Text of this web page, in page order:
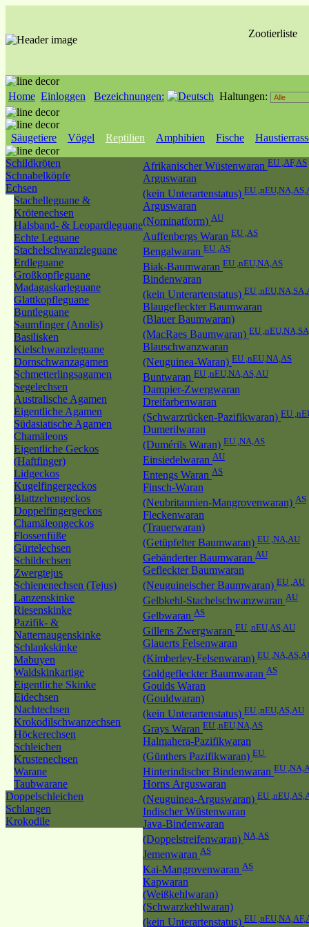
Zootierliste
Home Einloggen Bezeichnungen: Haltungen:
Säugetiere Vögel Reptilien Amphibien Fische
Schildkröten
Schnabelköpfe
Echsen
Stachelleguane &
Krötenechsen
Halsband- & Leopardleguane
Echte Leguane
Stachelschwanzleguane
Erdleguane
Großkopfleguane
Madagaskarleguane
Glattkopfleguane
Buntleguane
Saumfinger (Anolis)
Basilisken
Kielschwanzleguane
Dornschwanzagamen
Schmetterlingsagamen
Segelechsen
Australische Agamen
Eigentliche Agamen
Südasiatische Agamen
Chamäleons
Eigentliche Geckos
(Haftfinger)
Lidgeckos
Kugelfingergeckos
Blattzehengeckos
Doppelfingergeckos
Chamäleongeckos
Flossenfüße
Gürtelechsen
Schildechsen
Zwergtejus
Schienenechsen (Tejus)
Lanzenskinke
Riesenskinke
Pazifik- &
Natternaugenskinke
Schlankskinke
Mabuyen
Waldskinkartige
Eigentliche Skinke
Eidechsen
Nachtechsen
Krokodilschwanzechsen
Höckerechsen
Schleichen
Krustenechsen
Warane
Taubwarane
Doppelschleichen
Schlangen
Krokodile
Afrikanischer Wüstenwaran EU ,AF,AS
Arguswaran
(kein Unterartenstatus) EU
Arguswaran
(Nominatform) AU
Auffenbergs Waran EU ,AS
Bengalwaran EU ,AS
Biak-Baumwaran EU ,nEU,NA,AS
Bindenwaran
(kein Unterartenstatus) EU
Blaugefleckter Baumwaran
(Blauer Baumwaran)
(MacRaes Baumwaran) EU
Blauschwanzwaran
(Neuguinea-Waran) EU ,nEU,NA,AS
Buntwaran EU ,nEU,NA,AS,AU
Dampier-Zwergwaran
Dreifarbenwaran
(Schwarzrücken-Pazifikwaran) EU
Dumerilwaran
(Dumérils Waran) EU ,NA,AS
Einsiedelwaran AU
Entengs Waran AS
Finsch-Waran
(Neubritannien-Mangrovenwaran) AS
Fleckenwaran
(Trauerwaran)
(Getüpfelter Baumwaran) EU ,NA,AU
Gebänderter Baumwaran AU
Gefleckter Baumwaran
(Neuguineischer Baumwaran) EU ,AU
Gelbkehl-Stachelschwanzwaran AU
Gelbwaran AS
Gillens Zwergwaran EU ,nEU,AS,AU
Glauerts Felsenwaran
(Kimberley-Felsenwaran) EU
Goldgefleckter Baumwaran AS
Goulds Waran
(Gouldwaran)
(kein Unterartenstatus) EU ,nEU,AS,AU
Grays Waran EU ,nEU,NA,AS
Halmahera-Pazifikwaran
(Günthers Pazifikwaran) EU
Hinterindischer Bindenwaran EU
Horns Arguswaran
(Neuguinea-Arguswaran) EU
Indischer Wüstenwaran
Java-Bindenwaran
(Doppelstreifenwaran) NA,AS
Jemenwaran AS
Kai-Mangrovenwaran AS
Kapwaran
(Weißkehlwaran)
(Schwarzkehlwaran)
(kein Unterartenstatus) EU